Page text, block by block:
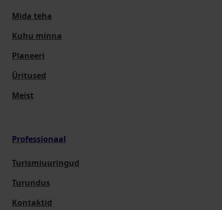
Mida teha
Kuhu minna
Planeeri
Üritused
Meist
Professionaal
Turismiuuringud
Turundus
Kontaktid